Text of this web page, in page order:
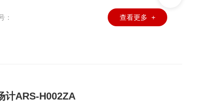
： 查看更多 +
计ARS-H002ZA